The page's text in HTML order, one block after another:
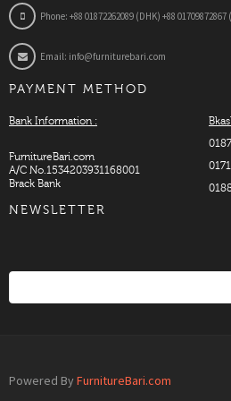
Phone: +88 01872262089 (DHK) +88 01709872867
Email: info@furniturebari.com
PAYMENT METHOD
Bank Information :
FurnitureBari.com
A/C No.1534203931168001
Brack Bank
NEWSLETTER
Powered By FurnitureBari.com